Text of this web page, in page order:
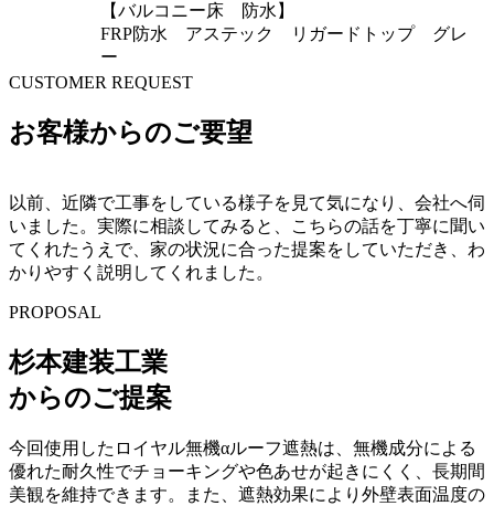
【バルコニー床 防水】
FRP防水 アステック リガードトップ グレ
ー
CUSTOMER REQUEST
お客様からのご要望
以前、近隣で工事をしている様子を見て気になり、会社へ伺
いました。実際に相談してみると、こちらの話を丁寧に聞い
てくれたうえで、家の状況に合った提案をしていただき、わ
かりやすく説明してくれました。
PROPOSAL
杉本建装工業
からのご提案
今回使用したロイヤル無機αルーフ遮熱は、無機成分による
優れた耐久性でチョーキングや色あせが起きにくく、長期間
美観を維持できます。また、遮熱効果により外壁表面温度の